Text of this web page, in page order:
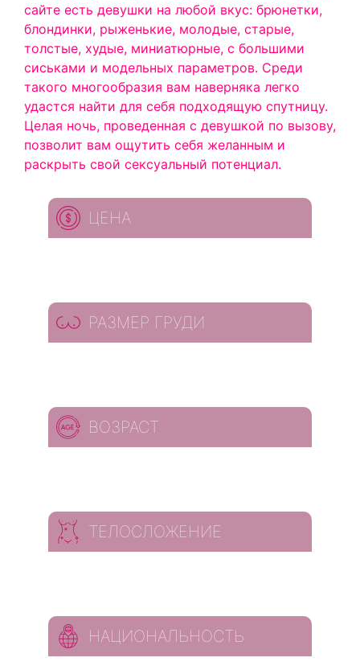
сайте есть девушки на любой вкус: брюнетки,
блондинки, рыженькие, молодые, старые,
толстые, худые, миниатюрные, с большими
сиськами и модельных параметров. Среди
такого многообразия вам наверняка легко
удастся найти для себя подходящую спутницу.
Целая ночь, проведенная с девушкой по вызову,
позволит вам ощутить себя желанным и
раскрыть свой сексуальный потенциал.
ЦЕНА
РАЗМЕР ГРУДИ
ВОЗРАСТ
ТЕЛОСЛОЖЕНИЕ
НАЦИОНАЛЬНОСТЬ